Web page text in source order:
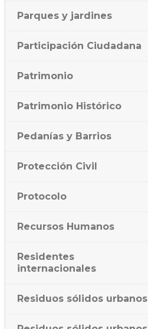
Parques y jardines
Participación Ciudadana
Patrimonio
Patrimonio Histórico
Pedanías y Barrios
Protección Civil
Protocolo
Recursos Humanos
Residentes
internacionales
Residuos sólidos urbanos